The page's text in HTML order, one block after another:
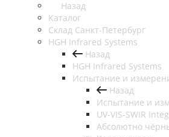
Назад
Каталог
Cклад Санкт-Петербург
HGH Infrared Systems
Назад
HGH Infrared Systems
Испытание и
Назад
Испытание и
UV-VIS-SWIR
Абсолютно